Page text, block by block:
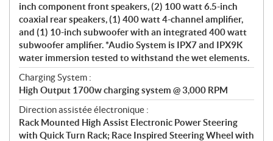
inch component front speakers, (2) 100 watt 6.5-inch
coaxial rear speakers, (1) 400 watt 4-channel amplifier,
and (1) 10-inch subwoofer with an integrated 400 watt
subwoofer amplifier. *Audio System is IPX7 and IPX9K
water immersion tested to withstand the wet elements.
Charging System :
High Output 1700w charging system @ 3,000 RPM
Direction assistée électronique :
Rack Mounted High Assist Electronic Power Steering
with Quick Turn Rack; Race Inspired Steering Wheel with